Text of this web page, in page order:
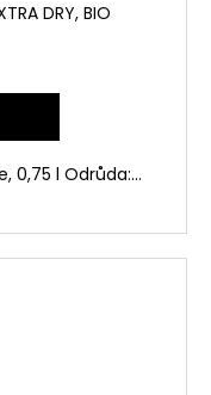
DRY, BIO
0,75 l Odrůda:...